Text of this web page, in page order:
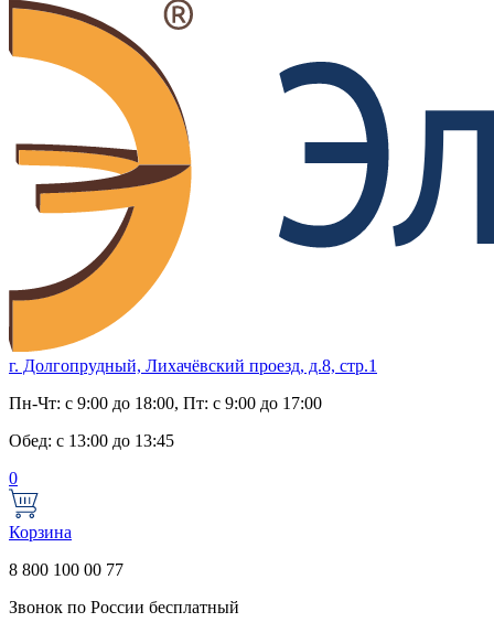
г. Долгопрудный, Лихачёвский проезд, д.8, стр.1
Пн-Чт: с 9:00 до 18:00, Пт: с 9:00 до 17:00
Обед: с 13:00 до 13:45
0
Корзина
8 800 100 00 77
Звонок по России бесплатный